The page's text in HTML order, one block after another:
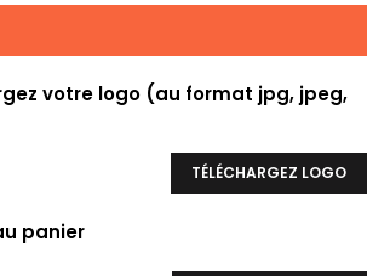
votre logo (au format jpg, jpeg,
TÉLÉCHARGEZ LOGO
panier